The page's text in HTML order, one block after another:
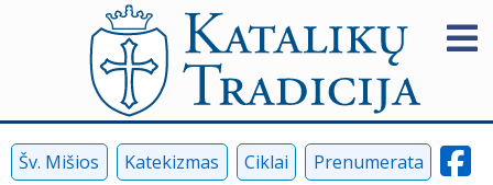
Šv. Mišios Katekizmas Ciklai Prenumerata